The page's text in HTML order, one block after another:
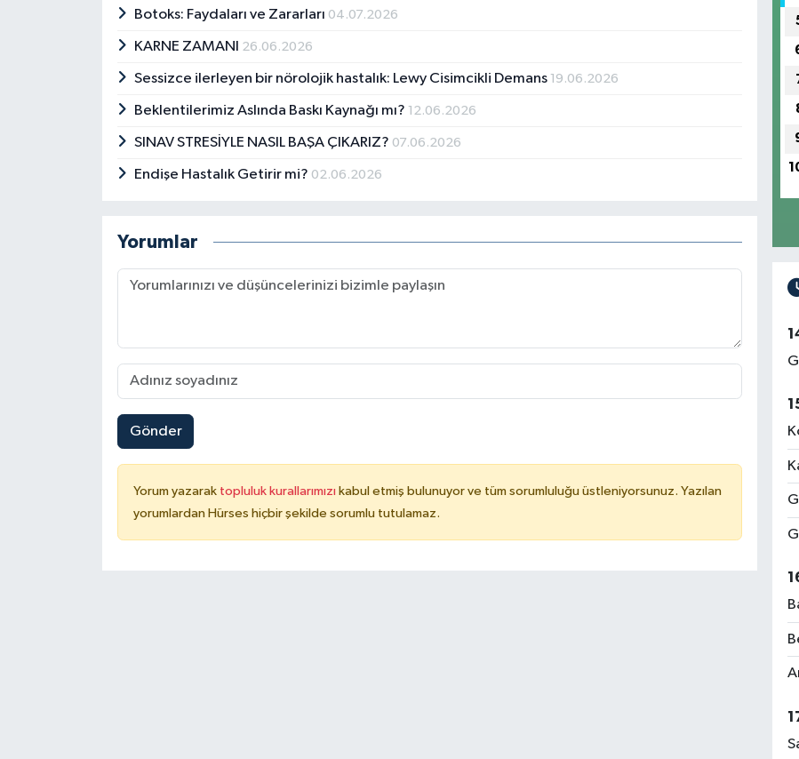
Botoks: Faydaları ve Zararları 04.07.2026
KARNE ZAMANI 26.06.2026
Sessizce ilerleyen bir nörolojik hastalık: Lewy Cisimcikli Demans 19.06.2026
Beklentilerimiz Aslında Baskı Kaynağı mı? 12.06.2026
SINAV STRESİYLE NASIL BAŞA ÇIKARIZ? 07.06.2026
Endişe Hastalık Getirir mi? 02.06.2026
Yorumlar
Gönder
Yorum yazarak topluluk kurallarımızı kabul etmiş bulunuyor ve tüm sorumluluğu üstleniyorsunuz. Yazılan
yorumlardan Hürses hiçbir şekilde sorumlu tutulamaz.